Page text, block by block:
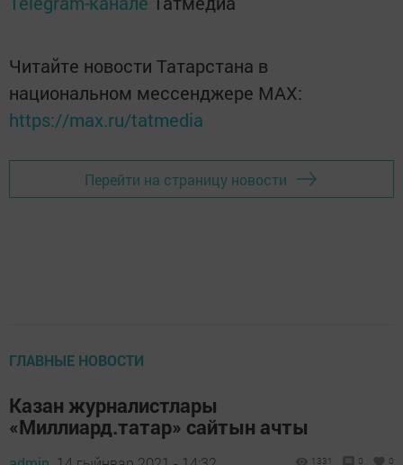
Читайте новости Татарстана в
национальном мессенджере MАХ:
https://max.ru/tatmedia
Перейти на страницу новости
ГЛАВНЫЕ НОВОСТИ
Казан журналистлары
«Миллиард.татар» сайтын ачты
1331 0 0